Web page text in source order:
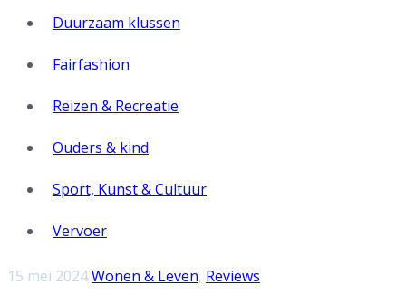
Duurzaam klussen
Fairfashion
Reizen & Recreatie
Ouders & kind
Sport, Kunst & Cultuur
Vervoer
15 mei 2024Wonen & Leven, Reviews